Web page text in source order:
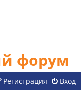
форум
Вход
Регистрация